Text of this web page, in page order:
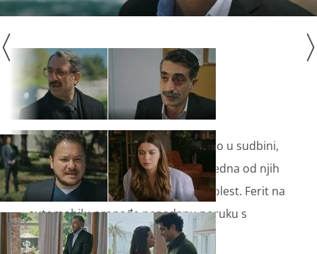
Sad kad je saznala što joj je zapisano u sudbini,
Sjeran mora donijeti neke odluke. Jedna od njih
je da Feritu prešuti svoju opasnu bolest. Ferit na
automobilu pronađe nenadanu poruku s
tragom.